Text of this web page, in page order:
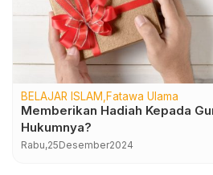
BELAJAR ISLAM Fatawa Ulama
Memberikan Hadiah Kepada
Hukumnya?
Rabu,25Desember2024